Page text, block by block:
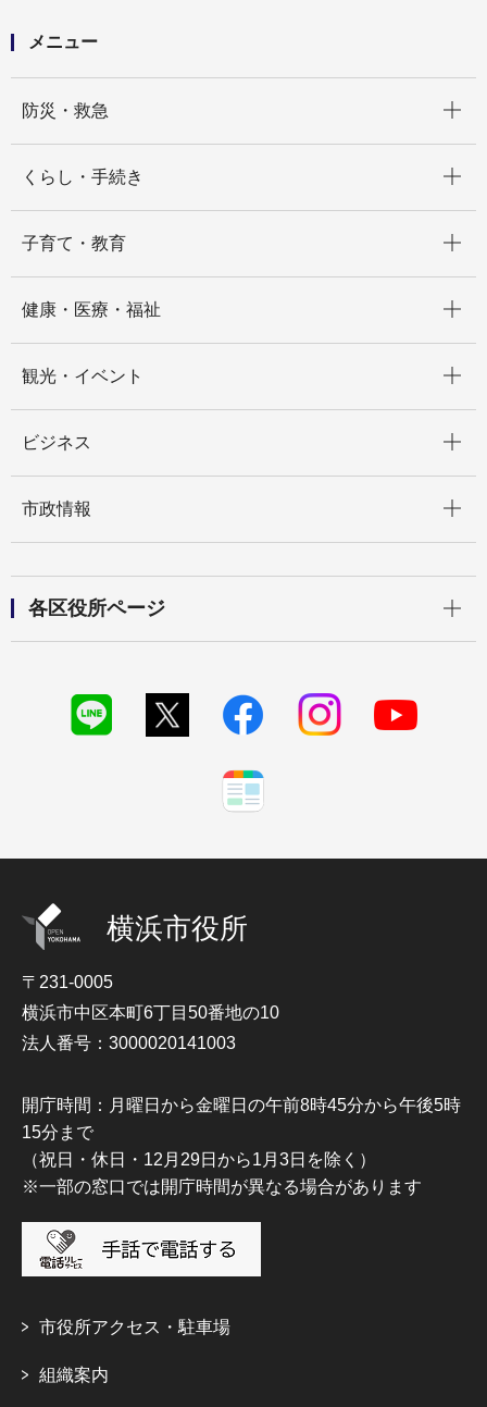
メニュー
防災・救急
くらし・手続き
子育て・教育
健康・医療・福祉
観光・イベント
ビジネス
市政情報
各区役所ページ
横浜市役所
〒231-0005
横浜市中区本町6丁目50番地の10
法人番号：3000020141003
開庁時間：月曜日から金曜日の午前8時45分から午後5時
15分まで
（祝日・休日・12月29日から1月3日を除く）
※一部の窓口では開庁時間が異なる場合があります
市役所アクセス・駐車場
組織案内